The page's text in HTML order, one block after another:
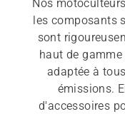
Nos
les composants
sont
haut de
adaptée à
émissions.
d'accessoires